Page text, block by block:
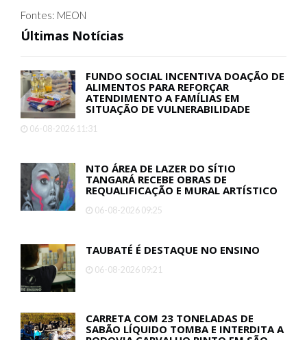
Últimas Notícias
FUNDO SOCIAL INCENTIVA DOAÇÃO DE
ALIMENTOS PARA REFORÇAR
ATENDIMENTO A FAMÍLIAS EM
06-08-2026 11:31
NTO ÁREA DE LAZER DO SÍTIO
TANGARÁ RECEBE OBRAS DE
06-08-2026 09:25